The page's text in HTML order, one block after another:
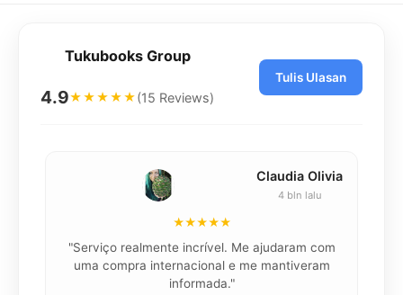
Tukubooks Group
4.9★★★★★(15 Reviews)
Tulis Ulasan
Claudia Olivia
4 bln lalu
★★★★★
"Serviço realmente incrível. Me ajudaram com
uma compra internacional e me mantiveram
informada."